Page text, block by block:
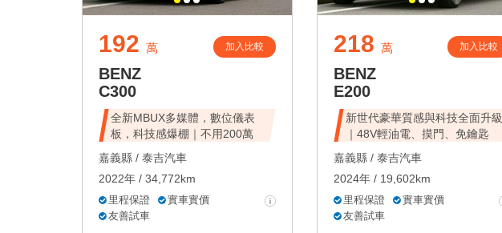
192 萬 加入比較
BENZ
C300
全新MBUX多媒體，數位儀表
板，科技感爆棚｜不用200萬
嘉義縣 / 泰吉汽車
2022年 / 34,772km
里程保證
實車實價
友善試車
218 萬 加入比較
BENZ
E200
新世代豪華質感與科技全面升級
｜48V輕油電、摸門、免鑰匙
嘉義縣 / 泰吉汽車
2024年 / 19,602km
里程保證
實車實價
友善試車